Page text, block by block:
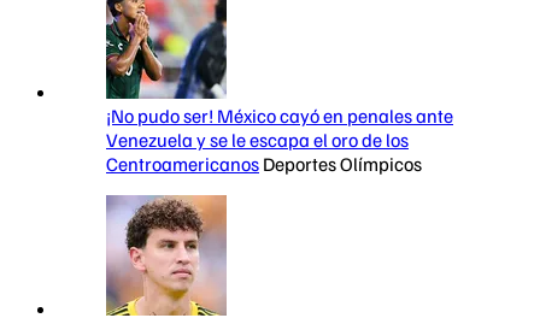
¡No pudo ser! México cayó en penales ante
Venezuela y se le escapa el oro de los
Centroamericanos Deportes Olímpicos